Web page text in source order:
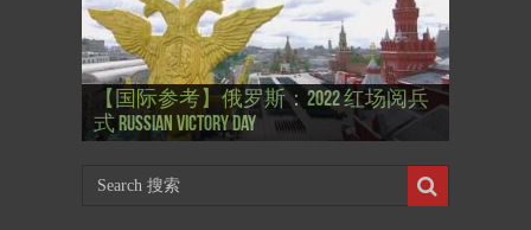
【国际参考】俄罗斯：2022 红场阅兵
式 Russian Victory Day
【国际参考】”戏剧性“服装设计师
Thierry Mugler 蒂埃里.穆勒 去世, 享年 73
岁
【国际参考】海湖庄园: Xi & Trump 内幕
Mar-a-Lago leak
【东西视记】1937年的毕加索, 海明威,
肯尼迪 1937 – La fin de l’innocence (2/2)
【东西视记】1937年的毕加索, 海明威,
肯尼迪 1937 – La fin de l’innocence (1/2)
【东西视记】1961年4月12日 尤里·加加
林 成为第一“太空人”